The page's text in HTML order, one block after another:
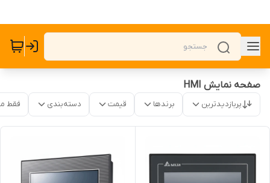
صفحه نمایش HMI
پربازدیدترین برندها قیمت دسته‌بندی فقط